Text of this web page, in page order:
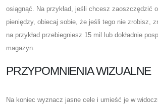
osiągnąć. Na przykład, jeśli chcesz zaoszczędzić
pieniędzy, obiecaj sobie, że jeśli tego nie zrobisz,
na przykład przebiegniesz 15 mil lub dokładnie
magazyn.
PRZYPOMNIENIA WIZUALNE
Na koniec wyznacz jasne cele i umieść je w